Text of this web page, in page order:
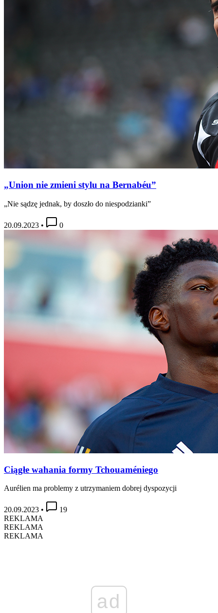
„Union nie zmieni stylu na Bernabéu”
„Nie sądzę jednak, by doszło do niespodzianki”
20.09.2023 • 0
Ciągłe wahania formy Tchouaméniego
Aurélien ma problemy z utrzymaniem dobrej dyspozycji
20.09.2023 •
19
REKLAMA
REKLAMA
REKLAMA
ad